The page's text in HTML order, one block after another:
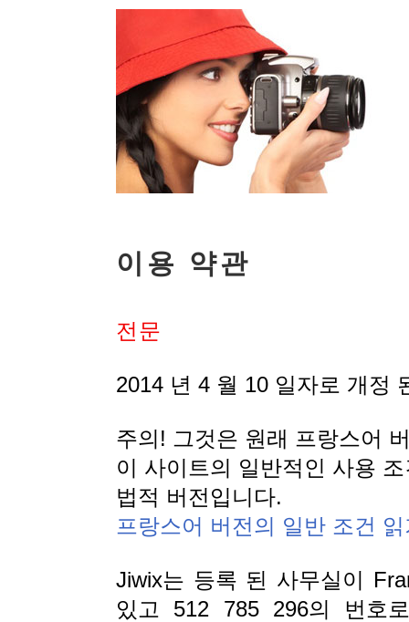
이용 약관
전문
2014 년 4 월 10 일자로 개정
주의! 그것은 원래 프랑스어
이 사이트의 일반적인 사용
법적 버전입니다.
프랑스어 버전의 일반 조건 읽
Jiwix는 등록 된 사무실이
있고 512 785 296의 번호